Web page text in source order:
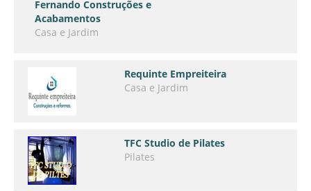
Fernando Construções e
Acabamentos
Casa e Jardim
Requinte Empreiteira
Casa e Jardim
TFC Studio de Pilates
Pilates